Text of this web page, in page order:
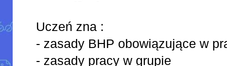
Uczeń zna :
- zasady BHP obowiązujące w
- zasady pracy w grupie